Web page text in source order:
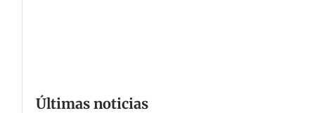
Últimas noticias